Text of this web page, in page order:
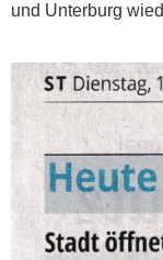
und Unterburg